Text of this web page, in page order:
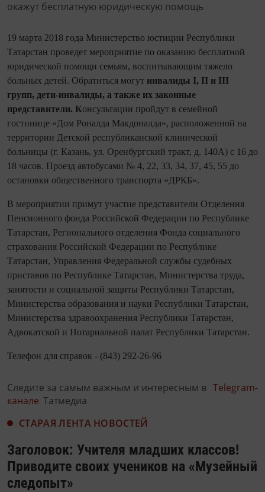
19 марта 2018 года Министерство юстиции Республики
Татарстан проведет мероприятие по оказанию бесплатной
юридической помощи семьям, воспитывающим тяжело
больных детей. Обратиться могут инвалиды I, II и III
групп, дети-инвалиды, а также их законные
представители. Консультации пройдут в семейной
гостинице «Дом Роналда Макдоналда», расположенной на
территории Детской республиканской клинической
больницы (г. Казань, ул. Оренбургский тракт, д. 140А) с 16 до
18 часов. Проезд автобусами № 4, 22, 33, 34, 37, 45, 55 до
остановки общественного транспорта «ДРКБ».
В мероприятии примут участие представители Отделения
Пенсионного фонда Российской Федерации по Республике
Татарстан, Регионального отделения Фонда социального
страхования Российской Федерации по Республике
Татарстан, Управления Федеральной службы судебных
приставов по Республике Татарстан, Министерства труда,
занятости и социальной защиты Республики Татарстан,
Министерства образования и науки Республики Татарстан,
Министерства здравоохранения Республики Татарстан,
Адвокатской и Нотариальной палат Республики Татарстан.
Телефон для справок - (843) 292-26-96
Следите за самым важным и интересным в Telegram-
канале Татмедиа
СТАРАЯ ЛЕНТА НОВОСТЕЙ
Заголовок: Учителя младших классов!
Приводите своих учеников на «Музейный
следопыт»